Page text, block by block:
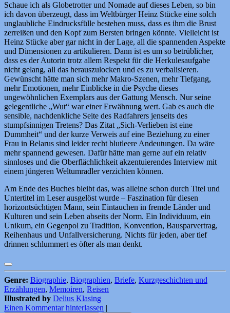
Schaue ich als Globetrotter und Nomade auf dieses Leben, so bin
ich davon überzeugt, dass im Weltbürger Heinz Stücke eine solch
unglaubliche Eindrucksfülle bestehen muss, dass es ihm die Brust
zerreißen und den Kopf zum Bersten bringen könnte. Vielleicht ist
Heinz Stücke aber gar nicht in der Lage, all die spannenden Aspekte
und Dimensionen zu artikulieren. Dann ist es um so betrüblicher,
dass es der Autorin trotz allem Respekt für die Herkulesaufgabe
nicht gelang, all das herauszulocken und es zu verbalisieren.
Gewünscht hätte man sich mehr Makro-Szenen, mehr Tiefgang,
mehr Emotionen, mehr Einblicke in die Psyche dieses
ungewöhnlichen Exemplars aus der Gattung Mensch. Nur seine
gelegentliche „Wut“ war einer Erwähnung wert. Gab es auch die
sensible, nachdenkliche Seite des Radfahrers jenseits des
stumpfsinnigen Tretens? Das Zitat „Sich-Verlieben ist eine
Dummheit“ und der kurze Verweis auf eine Beziehung zu einer
Frau in Belarus sind leider recht blutleere Andeutungen. Da wäre
mehr spannend gewesen. Dafür hätte man gerne auf ein relativ
sinnloses und die Oberflächlichkeit akzentuierendes Interview mit
einem jüngeren Weltumradler verzichten können.
Am Ende des Buches bleibt das, was alleine schon durch Titel und
Untertitel im Leser ausgelöst wurde – Faszination für diesen
horizontsüchtigen Mann, sein Eintauchen in fremde Länder und
Kulturen und sein Leben abseits der Norm. Ein Individuum, ein
Unikum, ein Gegenpol zu Tradition, Konvention, Bausparvertrag,
Reihenhaus und Unfallversicherung. Nichts für jeden, aber tief
drinnen schlummert es öfter als man denkt.
Genre: Biographie, Biographien, Briefe, Kurzgeschichten und
Erzählungen, Memoiren, Reisen
Illustrated by Delius Klasing
Einen Kommentar hinterlassen